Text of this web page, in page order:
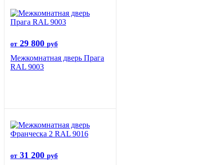
от 29 800 руб
Межкомнатная дверь Прага
RAL 9003
от 31 200 руб